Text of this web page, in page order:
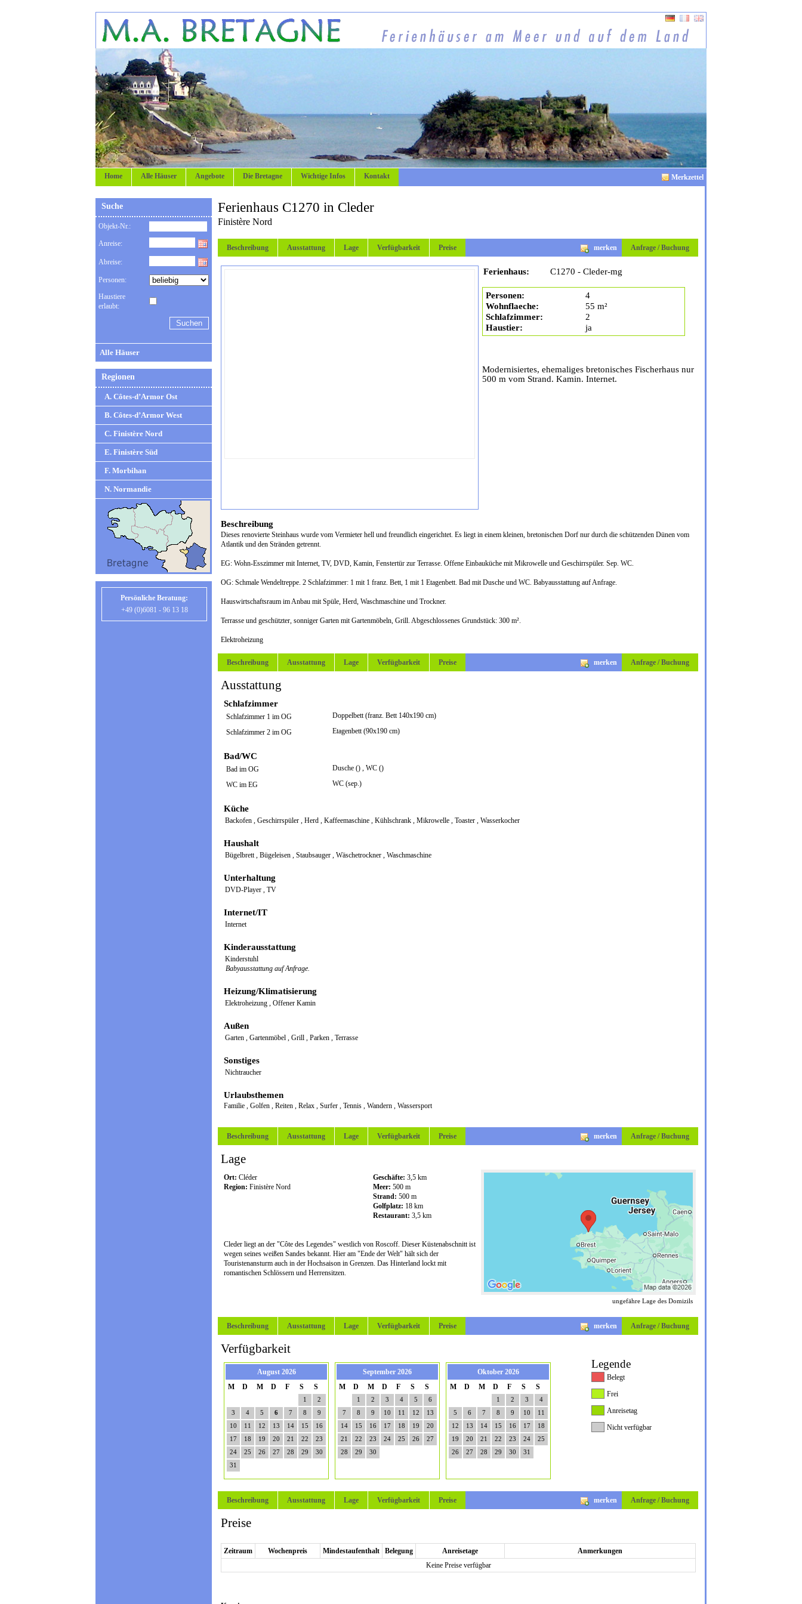
Merkzettel
Home Alle Häuser Angebote Die Bretagne Wichtige Infos Kontakt
Suche
Objekt-Nr.:
Anreise:
Abreise:
Personen:
Haustiere
erlaubt:
Alle Häuser
Regionen
A. Côtes-d’Armor Ost
B. Côtes-d’Armor West
C. Finistère Nord
E. Finistère Süd
F. Morbihan
N. Normandie
Persönliche Beratung:
+49 (0)6081 - 96 13 18
Ferienhaus C1270 in Cleder
Finistère Nord
Beschreibung Ausstattung Lage Verfügbarkeit Preise Anfrage / Buchung
merken
Ferienhaus: C1270 - Cleder-mg
Personen:
4
Wohnflaeche:
55 m²
Schlafzimmer:
2
Haustier:
ja
Modernisiertes, ehemaliges bretonisches Fischerhaus nur
500 m vom Strand. Kamin. Internet.
Beschreibung
Dieses renovierte Steinhaus wurde vom Vermieter hell und freundlich eingerichtet. Es liegt in einem kleinen, bretonischen Dorf nur durch die schützenden Dünen vom
Atlantik und den Stränden getrennt.
EG: Wohn-Esszimmer mit Internet, TV, DVD, Kamin, Fenstertür zur Terrasse. Offene Einbauküche mit Mikrowelle und Geschirrspüler. Sep. WC.
OG: Schmale Wendeltreppe. 2 Schlafzimmer: 1 mit 1 franz. Bett, 1 mit 1 Etagenbett. Bad mit Dusche und WC. Babyausstattung auf Anfrage.
Hauswirtschaftsraum im Anbau mit Spüle, Herd, Waschmaschine und Trockner.
Terrasse und geschützter, sonniger Garten mit Gartenmöbeln, Grill. Abgeschlossenes Grundstück: 300 m².
Elektroheizung
Beschreibung Ausstattung Lage Verfügbarkeit Preise Anfrage / Buchung
merken
Ausstattung
Schlafzimmer
Doppelbett (franz. Bett 140x190 cm)
Schlafzimmer 1 im OG
Etagenbett (90x190 cm)
Schlafzimmer 2 im OG
Bad/WC
Dusche () , WC ()
Bad im OG
WC (sep.)
WC im EG
Küche
Backofen , Geschirrspüler , Herd , Kaffeemaschine , Kühlschrank , Mikrowelle , Toaster , Wasserkocher
Haushalt
Bügelbrett, Bügeleisen , Staubsauger , Wäschetrockner , Waschmaschine
Unterhaltung
DVD-Player , TV
Internet/IT
Internet
Kinderausstattung
Kinderstuhl
Babyausstattung auf Anfrage.
Heizung/Klimatisierung
Elektroheizung , Offener Kamin
Außen
Garten , Gartenmöbel , Grill , Parken , Terrasse
Sonstiges
Nichtraucher
Urlaubsthemen
Familie , Golfen , Reiten , Relax , Surfer , Tennis , Wandern , Wassersport
Beschreibung Ausstattung Lage Verfügbarkeit Preise Anfrage / Buchung
merken
Lage
ungefähre Lage des Domizils
Ort: Cléder
Region: Finistère Nord
Geschäfte: 3,5 km
Meer: 500 m
Strand: 500 m
Golfplatz: 18 km
Restaurant: 3,5 km
Cleder liegt an der "Côte des Legendes" westlich von Roscoff. Dieser Küstenabschnitt ist
wegen seines weißen Sandes bekannt. Hier am "Ende der Welt" hält sich der
Touristenansturm auch in der Hochsaison in Grenzen. Das Hinterland lockt mit
romantischen Schlössern und Herrensitzen.
Beschreibung Ausstattung Lage Verfügbarkeit Preise Anfrage / Buchung
merken
Verfügbarkeit
Legende
Belegt
Frei
Anreisetag
Nicht verfügbar
August 2026
M
D M D F S S
1
2
3
4 5 6 7 8
9
10
11 12 13 14 15
16
17
18 19 20 21 22
23
24
25 26 27 28 29
30
31
September 2026
M
D M D F S S
1 2 3 4 5
6
7
8 9 10 11 12
13
14
15 16 17 18 19
20
21
22 23 24 25 26
27
28
29 30
Oktober 2026
M
D M D F S S
1 2 3
4
5
6 7 8 9 10
11
12
13 14 15 16 17
18
19
20 21 22 23 24
25
26
27 28 29 30 31
Beschreibung Ausstattung Lage Verfügbarkeit Preise Anfrage / Buchung
merken
Preise
Zeitraum Wochenpreis Mindestaufenthalt Belegung Anreisetage
Anmerkungen
Keine Preise verfügbar